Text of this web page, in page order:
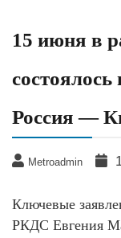
15 июня в
состоялось
Россия —
Metroadmin
Ключевые
РКДС Евгения